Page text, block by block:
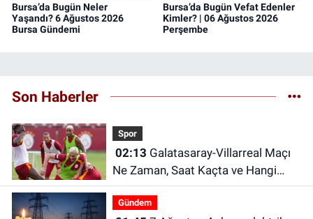
Bursa’da Bugün Neler
Yaşandı? 6 Ağustos 2026
Bursa Gündemi
Bursa’da Bugün Vefat Edenler
Kimler? | 06 Ağustos 2026
Perşembe
Son Haberler
Spor
02:13
Ne Zaman, Saat Kaçta ve Hangi
Kanalda? Galatasaray hazırlık maçı
ne zaman?
Gündem